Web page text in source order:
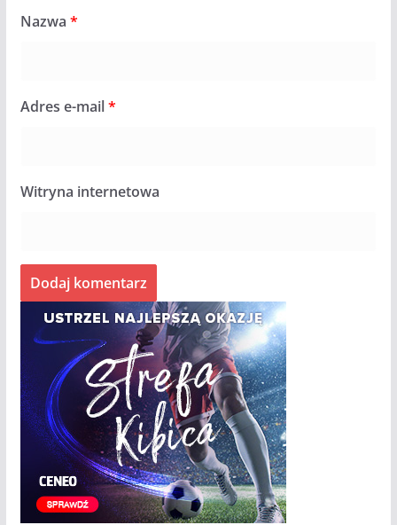
Nazwa *
Adres e-mail*
Witryna internetowa